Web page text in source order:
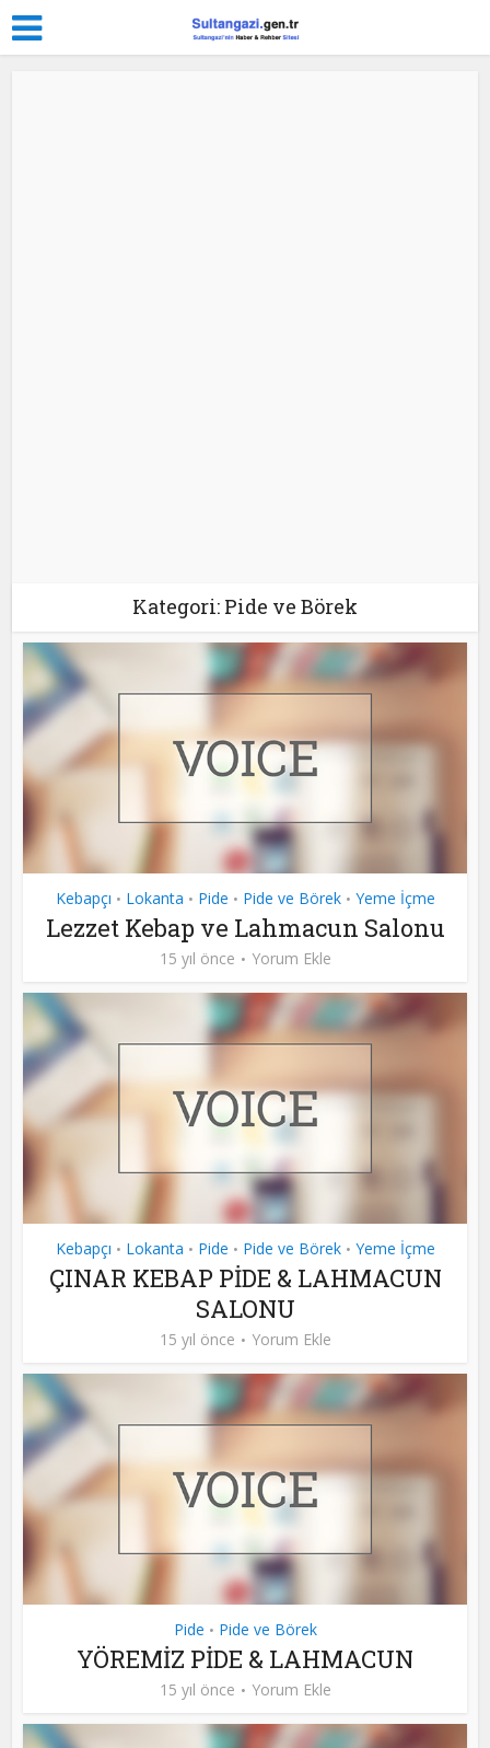
Kategori: Pide ve Börek
Kebapçı • Lokanta • Pide • Pide ve Börek • Yeme İçme
Lezzet Kebap ve Lahmacun Salonu
15 yıl önce Yorum Ekle
Kebapçı • Lokanta • Pide • Pide ve Börek • Yeme İçme
ÇINAR KEBAP PİDE & LAHMACUN
SALONU
15 yıl önce Yorum Ekle
Pide • Pide ve Börek
YÖREMİZ PİDE & LAHMACUN
15 yıl önce Yorum Ekle